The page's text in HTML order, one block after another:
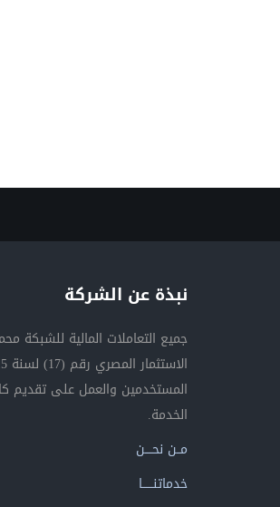
نبذة عن الشركة
جميع التعاملات المالية للشبكة
المستخدمين والعمل على تقديم
الخدمة.
مــن نحــــن
خدماتنــــــا